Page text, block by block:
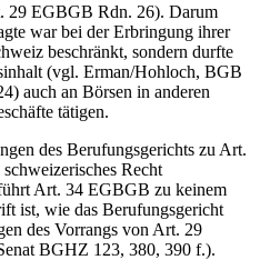
EGBGB Rdn. 26). Darum
war bei der Erbringung ihrer
beschränkt, sondern durfte
(vgl. Erman/Hohloch, BGB
auch an Börsen in anderen
tätigen.
des Berufungsgerichts zu Art.
Recht
Art. 34 EGBGB zu keinem
ist, wie das Berufungsgericht
des Vorrangs von Art. 29
BGHZ 123, 380, 390 f.).